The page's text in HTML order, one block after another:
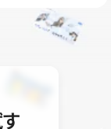
利用ください。